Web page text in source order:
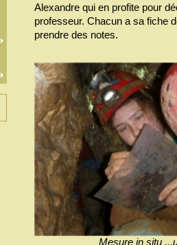
Alexandre qui en profite pour
professeur. Chacun a sa fiche
prendre des notes.
Mesure in situ